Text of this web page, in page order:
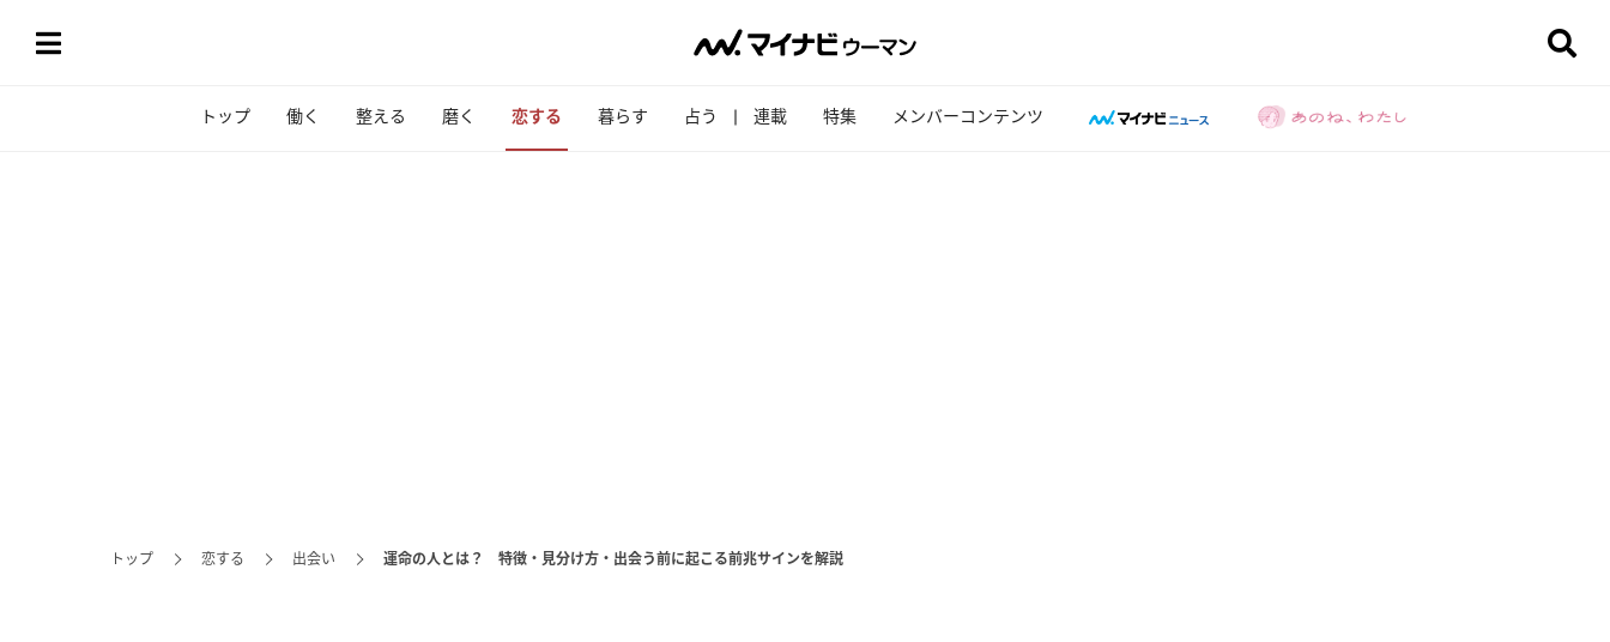
トップ 働く 整える 磨く 恋する 暮らす 占う 連載 特集 メンバーコンテンツ
トップ 恋する 出会い 運命の人とは？ 特徴・見分け方・出会う前に起こる前兆サインを解説